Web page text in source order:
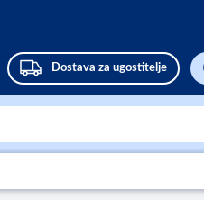
Dostava za ugostitelje